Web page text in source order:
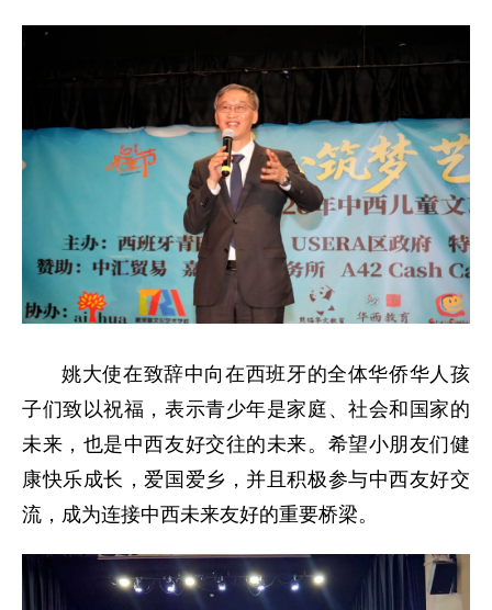
姚大使在致辞中向在西班牙的全体华侨华人孩
子们致以祝福，表示青少年是家庭、社会和国家的
未来，也是中西友好交往的未来。希望小朋友们健
康快乐成长，爱国爱乡，并且积极参与中西友好交
流，成为连接中西未来友好的重要桥梁。